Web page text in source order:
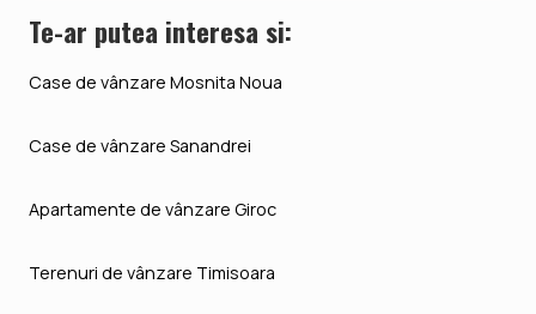
Te-ar putea interesa si:
Case de vânzare Mosnita Noua
Case de vânzare Sanandrei
Apartamente de vânzare Giroc
Terenuri de vânzare Timisoara